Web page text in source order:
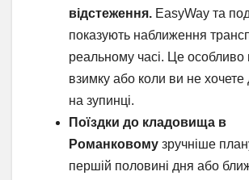
відстеження. EasyWay та
показують наближення
реальному часі. Це особливо
взимку або коли ви не хочете
на зупинці.
Поїздки до кладовища в
Романковому зручніше
першій половині дня або